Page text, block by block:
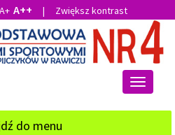
A+ A++ | Zwiększ kontrast
Przełącz
do menu